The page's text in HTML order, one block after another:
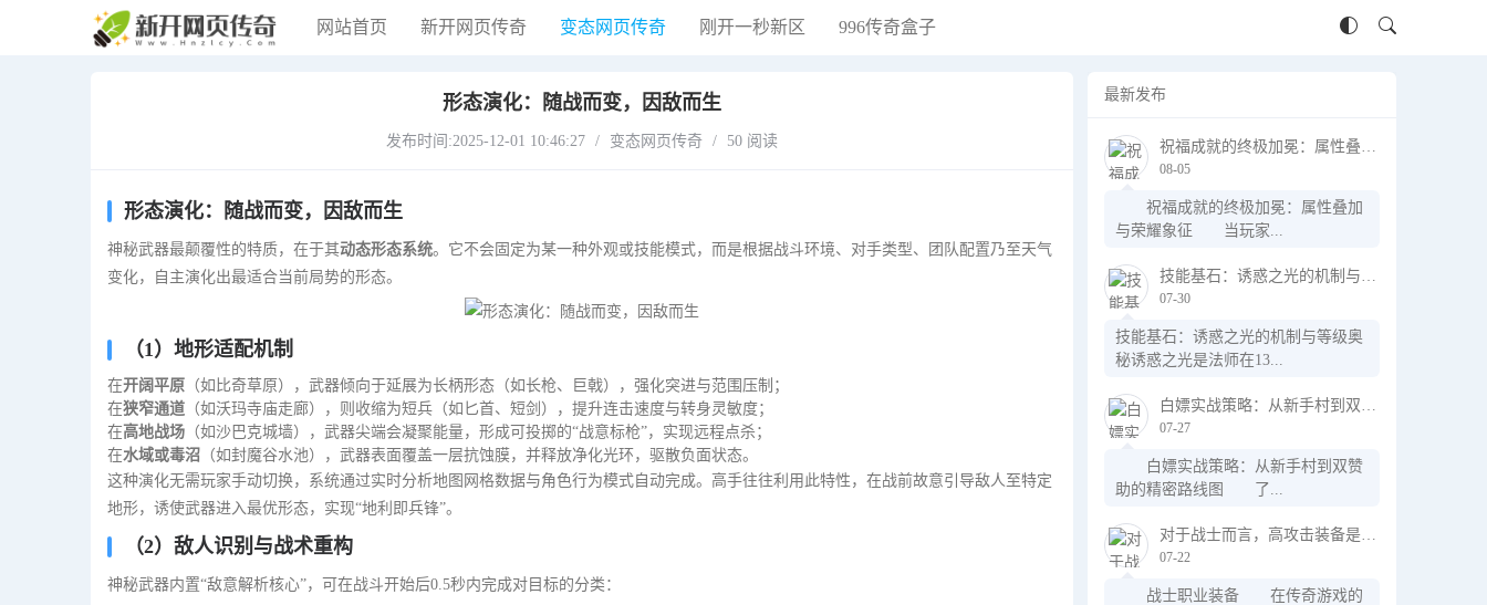
网站首页 新开网页传奇 变态网页传奇 刚开一秒新区 996传奇盒子
形态演化：随战而变，因敌而生
发布时间:2025-12-01 10:46:27 / 变态网页传奇 / 50 阅读
形态演化：随战而变，因敌而生
神秘武器最颠覆性的特质，在于其动态形态系统。它不会固定为某一种外观或技能模式，而是根据战斗环境、对手类型、团队配置乃至天气
变化，自主演化出最适合当前局势的形态。
（1）地形适配机制
在开阔平原 （如比奇草原），武器倾向于延展为长柄形态（如长枪、巨戟），强化突进与范围压制；
在狭窄通道 （如沃玛寺庙走廊），则收缩为短兵（如匕首、短剑），提升连击速度与转身灵敏度；
在高地战场 （如沙巴克城墙），武器尖端会凝聚能量，形成可投掷的“战意标枪”，实现远程点杀；
在水域或毒沼 （如封魔谷水池），武器表面覆盖一层抗蚀膜，并释放净化光环，驱散负面状态。
这种演化无需玩家手动切换，系统通过实时分析地图网格数据与角色行为模式自动完成。高手往往利用此特性，在战前故意引导敌人至特定
地形，诱使武器进入最优形态，实现“地利即兵锋”。
（2）敌人识别与战术重构
神秘武器内置“敌意解析核心”，可在战斗开始后0.5秒内完成对目标的分类：
最新发布
祝福成就的终极加冕：属性叠加与荣耀象征
08-05
祝福成就的终极加冕：属性叠加
与荣耀象征 当玩家...
技能基石：诱惑之光的机制与等级奥秘
07-30
技能基石：诱惑之光的机制与等级奥
秘诱惑之光是法师在13...
白嫖实战策略：从新手村到双赞助的精密路线图
07-27
白嫖实战策略：从新手村到双赞
助的精密路线图 了...
对于战士而言，高攻击装备是必不可少的
07-22
战士职业装备 在传奇游戏的